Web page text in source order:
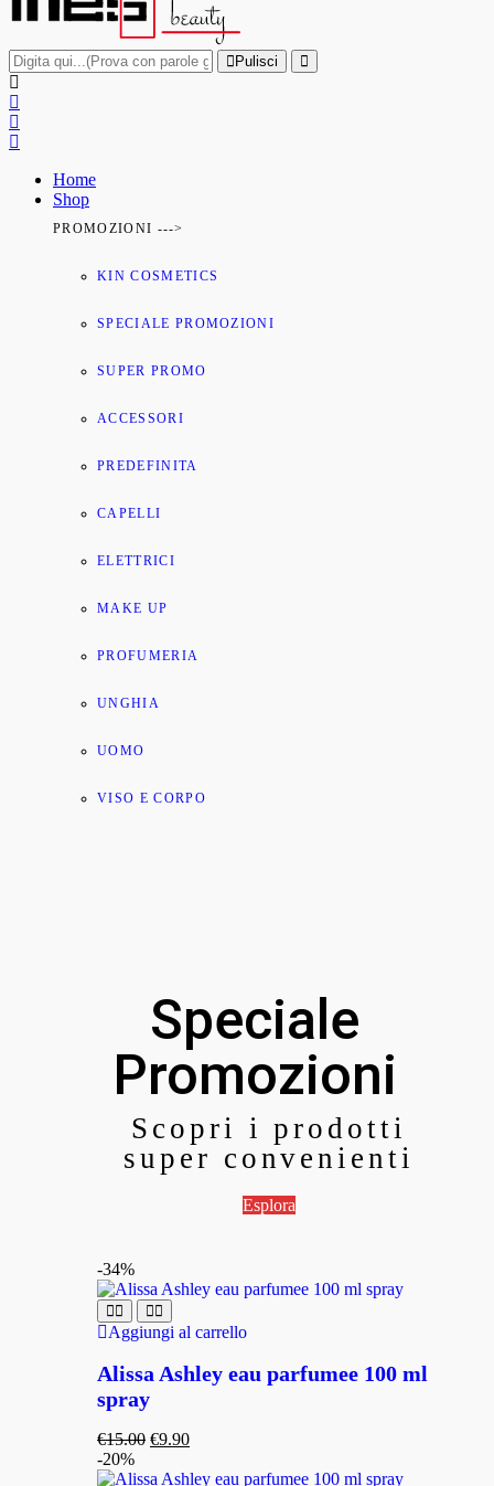
Pulisci
Home
Shop
PROMOZIONI --->
KIN COSMETICS
SPECIALE PROMOZIONI
SUPER PROMO
ACCESSORI
PREDEFINITA
CAPELLI
ELETTRICI
MAKE UP
PROFUMERIA
UNGHIA
UOMO
VISO E CORPO
Speciale
Promozioni
Scopri i prodotti
super convenienti
Esplora
-34%
Aggiungi al carrello
Alissa Ashley eau parfumee 100 ml
spray
€15.00 €9.90
-20%